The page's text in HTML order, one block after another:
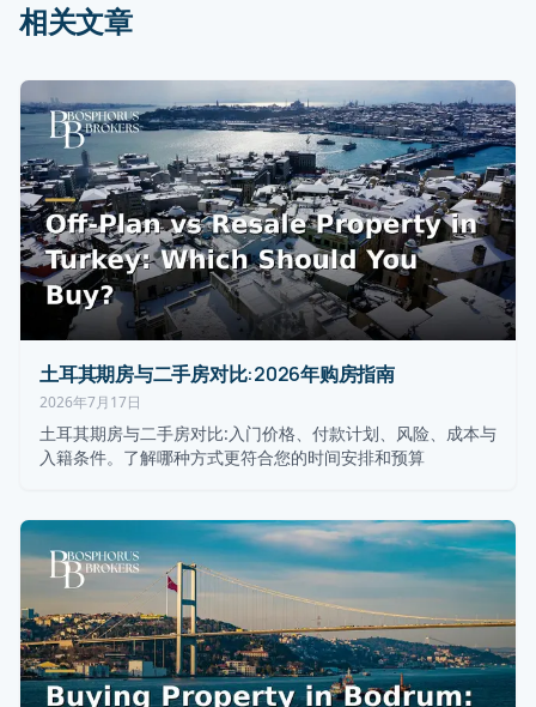
相关文章
土耳其期房与二手房对比:2026年购房指南
2026年7月17日
土耳其期房与二手房对比:入门价格、付款计划、风险、成本与
入籍条件。了解哪种方式更符合您的时间安排和预算